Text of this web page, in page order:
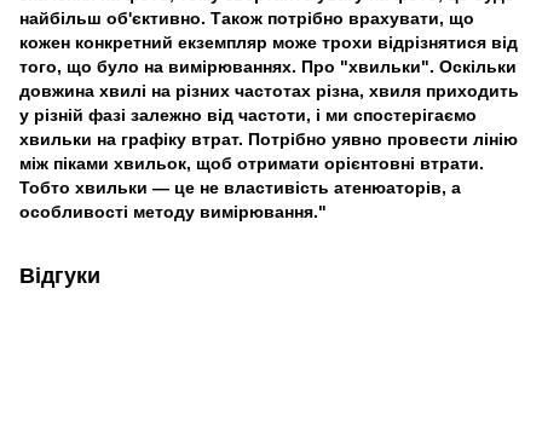
найбільш об'єктивно. Також потрібно врахувати, що
кожен конкретний екземпляр може трохи відрізнятися від
того, що було на вимірюваннях. Про "хвильки". Оскільки
довжина хвилі на різних частотах різна, хвиля приходить
у різній фазі залежно від частоти, і ми спостерігаємо
хвильки на графіку втрат. Потрібно уявно провести лінію
між піками хвильок, щоб отримати орієнтовні втрати.
Тобто хвильки — це не властивість атенюаторів, а
особливості методу вимірювання."
Відгуки